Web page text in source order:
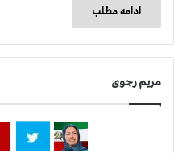
ادامه مطلب
مریم رجوی